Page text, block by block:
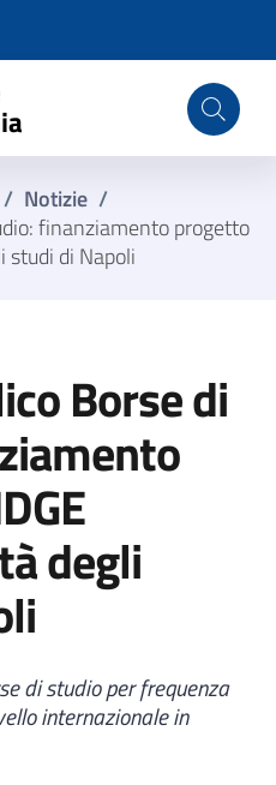
Campania
/ Notizie /
finanziamento progetto
studi di Napoli
Borse di
degli
di studio per frequenza
internazionale in